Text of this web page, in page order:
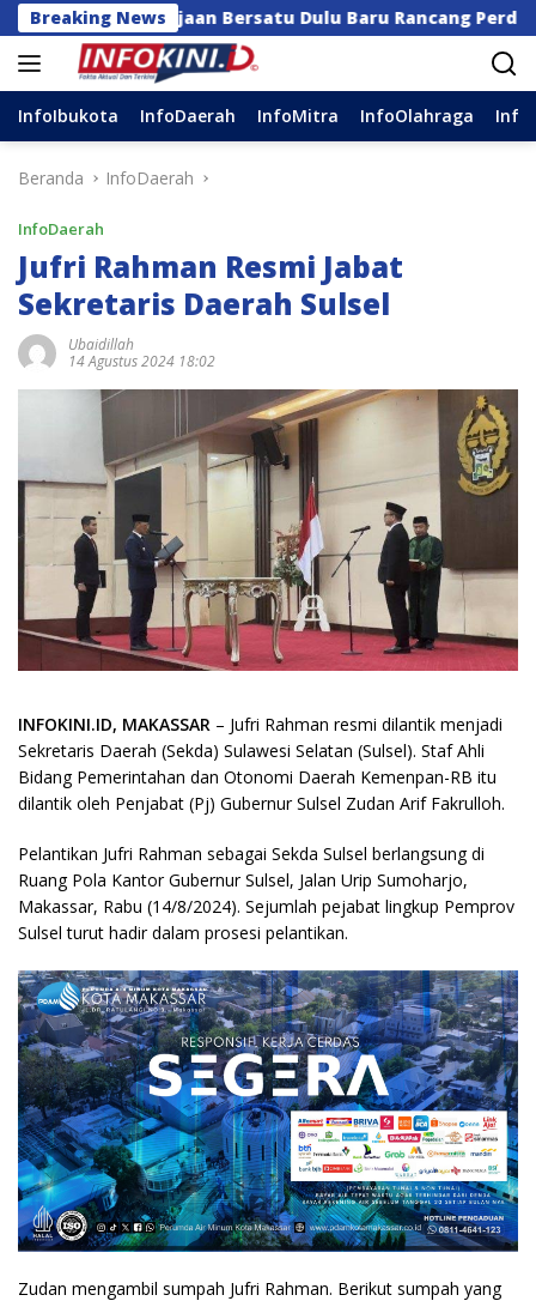
Langsung
ke
konten
Breaking NewsBersatu Dulu Baru Rancang Perda Baru!
InfoIbukota InfoDaerah InfoMitra InfoOlahraga
Beranda InfoDaerah
InfoDaerah
Jufri Rahman Resmi Jabat
Sekretaris Daerah Sulsel
Ubaidillah
14 Agustus 2024 18:02
INFOKINI.ID, MAKASSAR – Jufri Rahman resmi dilantik menjadi
Sekretaris Daerah (Sekda) Sulawesi Selatan (Sulsel). Staf Ahli
Bidang Pemerintahan dan Otonomi Daerah Kemenpan-RB itu
dilantik oleh Penjabat (Pj) Gubernur Sulsel Zudan Arif Fakrulloh.
Pelantikan Jufri Rahman sebagai Sekda Sulsel berlangsung di
Ruang Pola Kantor Gubernur Sulsel, Jalan Urip Sumoharjo,
Makassar, Rabu (14/8/2024). Sejumlah pejabat lingkup Pemprov
Sulsel turut hadir dalam prosesi pelantikan.
Zudan mengambil sumpah Jufri Rahman. Berikut sumpah yang